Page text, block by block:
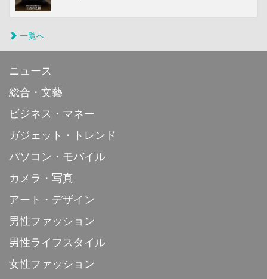
一覧へ
ニュース
総合・文藝
ビジネス・マネー
ガジェット・トレンド
パソコン・モバイル
カメラ・写真
アート・デザイン
男性ファッション
男性ライフスタイル
女性ファッション